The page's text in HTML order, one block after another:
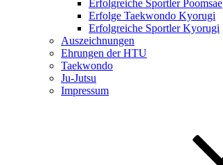
Erfolgreiche Sportler Poomsae
Erfolge Taekwondo Kyorugi
Erfolgreiche Sportler Kyorugi
Auszeichnungen
Ehrungen der HTU
Taekwondo
Ju-Jutsu
Impressum